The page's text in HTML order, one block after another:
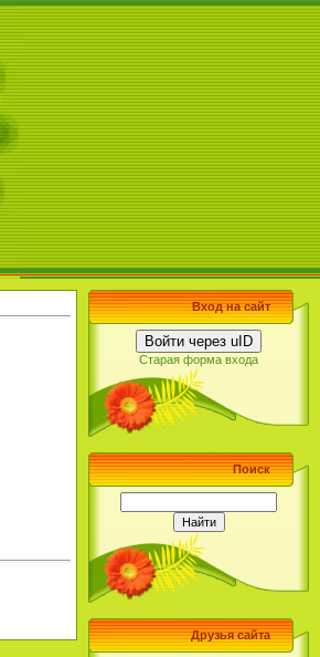
Вход на сайт
Войти через uID
Старая форма входа
Поиск
Друзья сайта